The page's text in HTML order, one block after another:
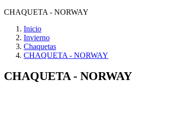
CHAQUETA - NORWAY
Inicio
Invierno
Chaquetas
CHAQUETA - NORWAY
CHAQUETA - NORWAY